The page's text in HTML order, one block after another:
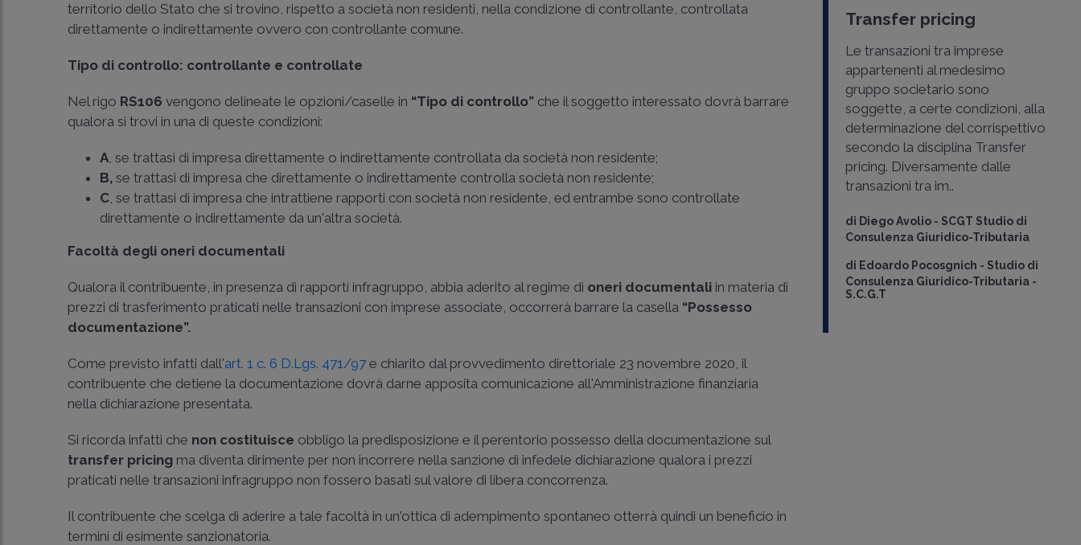
territorio dello Stato che si trovino, rispetto a società non residenti, nella condizione di controllante, controllata
direttamente o indirettamente ovvero con controllante comune.
Tipo di controllo: controllante e controllate
Nel rigo RS106 vengono delineate le opzioni/caselle in “Tipo di controllo” che il soggetto interessato dovrà barrare
qualora si trovi in una di queste condizioni:
A, se trattasi di impresa direttamente o indirettamente controllata da società non residente;
B, se trattasi di impresa che direttamente o indirettamente controlla società non residente;
C, se trattasi di impresa che intrattiene rapporti con società non residente, ed entrambe sono controllate
direttamente o indirettamente da un'altra società.
Facoltà degli oneri documentali
Qualora il contribuente, in presenza di rapporti infragruppo, abbia aderito al regime di oneri documentali in materia di
prezzi di trasferimento praticati nelle transazioni con imprese associate, occorrerà barrare la casella “Possesso
documentazione”.
Come previsto infatti dall'art. 1 c. 6 D.Lgs. 471/97 e chiarito dal provvedimento direttoriale 23 novembre 2020, il
contribuente che detiene la documentazione dovrà darne apposita comunicazione all'Amministrazione finanziaria
nella dichiarazione presentata.
Si ricorda infatti che non costituisce obbligo la predisposizione e il perentorio possesso della documentazione sul
transfer pricing ma diventa dirimente per non incorrere nella sanzione di infedele dichiarazione qualora i prezzi
praticati nelle transazioni infragruppo non fossero basati sul valore di libera concorrenza.
Il contribuente che scelga di aderire a tale facoltà in un'ottica di adempimento spontaneo otterrà quindi un beneficio in
termini di esimente sanzionatoria.
Transfer pricing
Le transazioni tra imprese
appartenenti al medesimo
gruppo societario sono
soggette, a certe condizioni, alla
determinazione del corrispettivo
secondo la disciplina Transfer
pricing. Diversamente dalle
transazioni tra im..
di Diego Avolio - SCGT Studio di
Consulenza Giuridico-Tributaria
di Edoardo Pocosgnich - Studio di
Consulenza Giuridico-Tributaria -
S.C.G.T